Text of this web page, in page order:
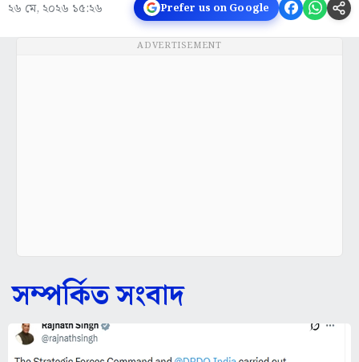
২৬ মে, ২০২৬ ১৫:২৬ Prefer us on Google
ADVERTISEMENT
সম্পর্কিত সংবাদ